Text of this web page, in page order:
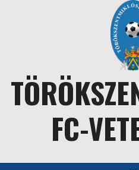
FC-